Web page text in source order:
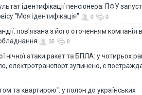
ідентифікації пенсіонера: ПФУ
"Моя ідентифікація"
0 0
пов'язана з його оточенням компанія
35 0
нічної атаки ракет та БПЛА: у чотирьох
електротранспорт зупинено, є
та квартирою": у полон до українських